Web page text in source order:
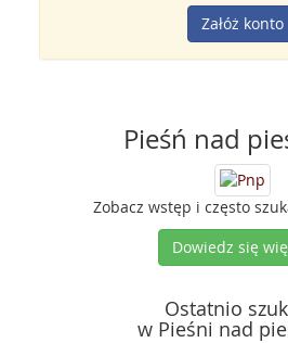
Załóż konto
Pieśń nad
Zobacz wstęp i często
Dowiedz się
Ostatnio
w Pieśni nad